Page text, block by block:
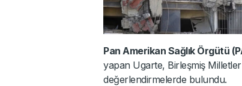
Pan Amerikan Sağlık Örgütü
yapan Ugarte, Birleşmiş Milletler
değerlendirmelerde bulundu.